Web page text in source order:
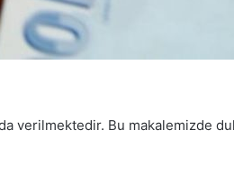
verilmektedir. Bu makalemizde dul